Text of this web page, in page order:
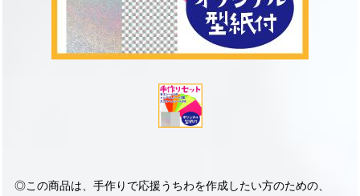
◎この商品は、手作りで応援うちわを作成したい方のための、